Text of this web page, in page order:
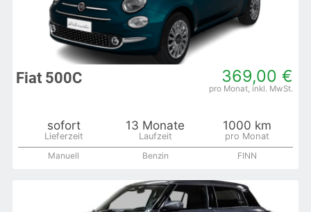
369,00 €
Fiat 500C
sofort 13 Monate 1000 km
Manuell Benzin FINN